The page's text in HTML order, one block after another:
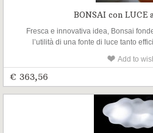
BONSAI con LUCE
Fresca e innovativa idea, Bonsai
l’utilità di una fonte di luce tanto
assolutamente originale, ben si presta
Add to
€ 363,56